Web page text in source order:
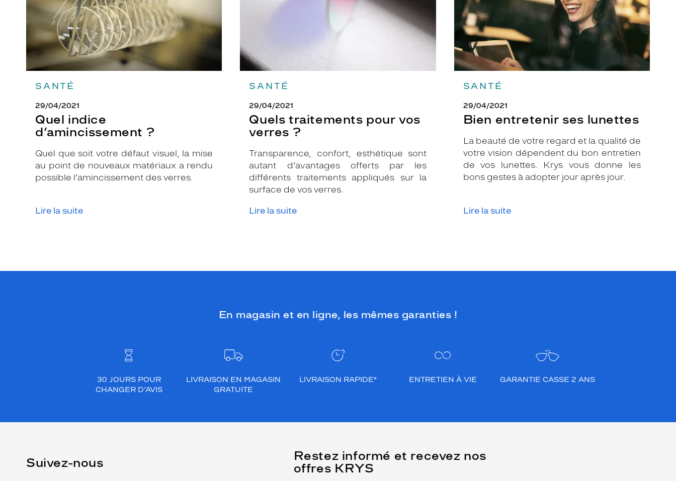
SANTÉ
29/04/2021
Quel indice
d’amincissement ?
Quel que soit votre défaut visuel, la mise
au point de nouveaux matériaux a rendu
possible l’amincissement des verres.
Lire la suite
SANTÉ
29/04/2021
Quels traitements pour vos
verres ?
Transparence, confort, esthétique sont
autant d’avantages offerts par les
différents traitements appliqués sur la
surface de vos verres.
Lire la suite
SANTÉ
29/04/2021
Bien entretenir ses lunettes
La beauté de votre regard et la qualité de
votre vision dépendent du bon entretien
de vos lunettes. Krys vous donne les
bons gestes à adopter jour après jour.
Lire la suite
En magasin et en ligne, les mêmes garanties !
30 JOURS POUR
CHANGER D’AVIS
LIVRAISON EN MAGASIN
GRATUITE
LIVRAISON RAPIDE* ENTRETIEN À VIE GARANTIE CASSE 2 ANS
Suivez-nous
Restez informé et recevez nos
offres KRYS
Name
(Ce
champ
est
obligatoire)